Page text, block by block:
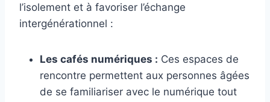
l’isolement et à favoriser l’échange
intergénérationnel :
Les cafés numériques : Ces espaces de
rencontre permettent aux personnes âgées
de se familiariser avec le numérique tout